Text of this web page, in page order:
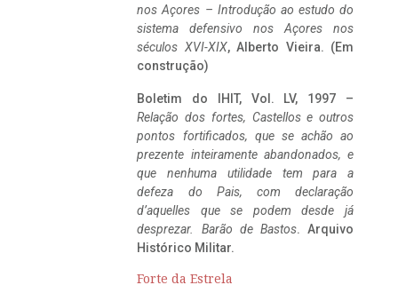
nos Açores – Introdução ao estudo do
sistema defensivo nos Açores nos
séculos XVI-XIX, Alberto Vieira. (Em
construção)
Boletim do IHIT, Vol. LV, 1997 –
Relação dos fortes, Castellos e outros
pontos fortificados, que se achão ao
prezente inteiramente abandonados, e
que nenhuma utilidade tem para a
defeza do Pais, com declaração
d’aquelles que se podem desde já
desprezar. Barão de Bastos. Arquivo
Histórico Militar.
Forte da Estrela